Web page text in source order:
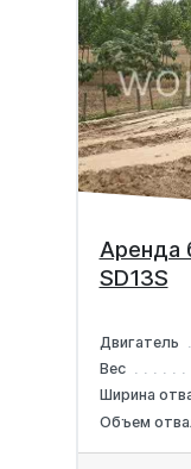
Аренда
SD13S
Двигатель
Вес
Ширина
Объем